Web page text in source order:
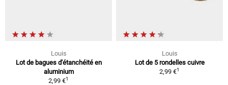
Louis
Lot de bagues d'étanchéité en
aluminium
2,99 €1
Louis
Lot de 5 rondelles cuivre
2,99 €1